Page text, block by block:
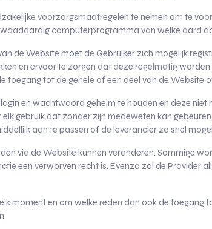
voorzorgsmaatregelen te nemen om te
computerprogramma van welke aard
de Website moet de Gebruiker zich mogelijk
en ervoor te zorgen dat deze regelmatig
toegang tot de gehele of een deel van de Website
en wachtwoord geheim te houden en deze
gebruik dat zonder zijn medeweten kan
aan te passen of de leverancier zo snel
via de Website kunnen veranderen. Sommige
een verworven recht is. Evenzo zal de Provider
moment en om welke reden dan ook de